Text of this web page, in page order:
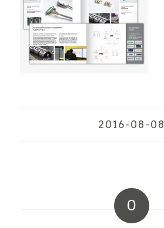
2016-08-08
0